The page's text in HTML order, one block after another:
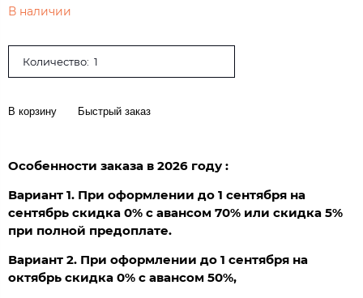
В наличии
Количество:
В корзину Быстрый заказ
Особенности заказа в 2026 году :
Вариант 1. При оформлении до 1 сентября на
сентябрь скидка 0% с авансом 70% или скидка 5%
при полной предоплате.
Вариант 2. При оформлении до 1 сентября на
октябрь скидка 0% с авансом 50%,